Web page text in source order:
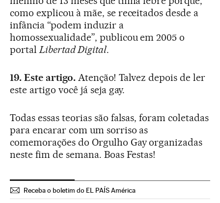
como explicou à mãe, se receitados desde a
infância “podem induzir a
homossexualidade”, publicou em 2005 o
portal Libertad Digital.
19. Este artigo.Atenção! Talvez depois de ler
este artigo você já seja gay.
Todas essas teorias são falsas, foram coletadas
para encarar com um sorriso as
comemorações do Orgulho Gay organizadas
neste fim de semana. Boas Festas!
Receba o boletim do EL PAÍS América